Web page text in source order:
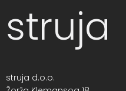
struja
struja d.o.o.